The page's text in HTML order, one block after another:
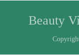
Beauty